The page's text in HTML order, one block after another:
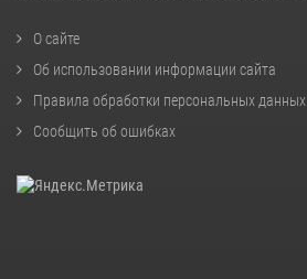
О сайте
Об использовании информации сайта
Правила обработки персональных данных
Сообщить об ошибках